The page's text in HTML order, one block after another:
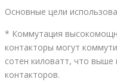
Основные цели
* Коммутация
контакторы могут
сотен киловатт, что
контакторов.